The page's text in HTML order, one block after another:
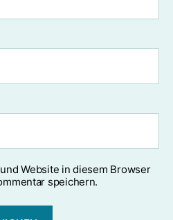
Website in diesem Browser
speichern.